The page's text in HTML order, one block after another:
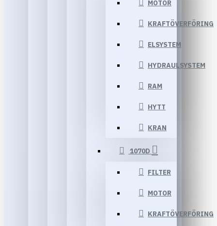
MOTOR
KRAFTÖVERFÖRING
ELSYSTEM
HYDRAULSYSTEM
RAM
HYTT
KRAN
1070D
FILTER
MOTOR
KRAFTÖVERFÖRING